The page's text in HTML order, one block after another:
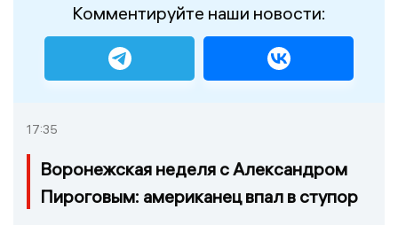
Комментируйте наши новости:
17:35
Воронежская неделя с Александром
Пироговым: американец впал в ступор